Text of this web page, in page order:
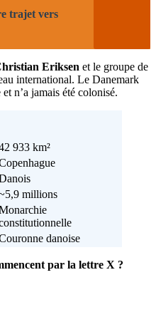
trajet vers
Eriksen et le groupe de
international. Le Danemark
n’a jamais été colonisé.
933 km²
millions
danoise
par la lettre X ?